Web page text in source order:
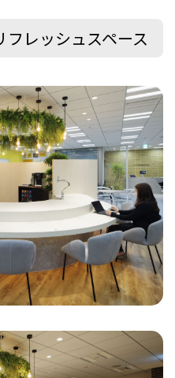
レッシュスペース